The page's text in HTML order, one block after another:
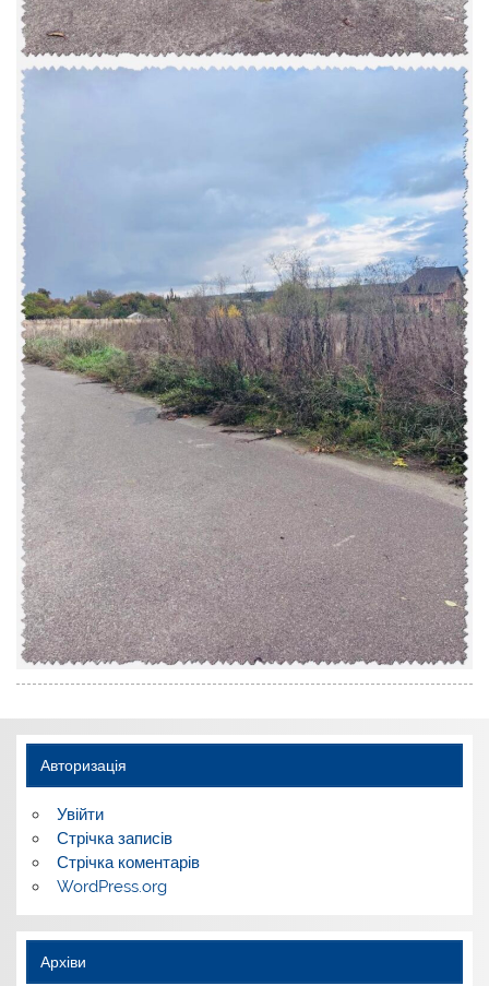
Авторизація
Увійти
Стрічка записів
Стрічка коментарів
WordPress.org
Архіви